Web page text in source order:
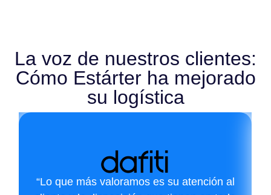
La voz de nuestros clientes:
Cómo Estárter ha mejorado
su logística
“Lo que más valoramos es su atención al